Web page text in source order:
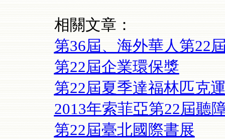
相關文章：
第36屆、海外華人第22
第22屆企業環保獎
第22屆夏季達福林匹克
2013年索菲亞第22屆聽
第22屆臺北國際書展